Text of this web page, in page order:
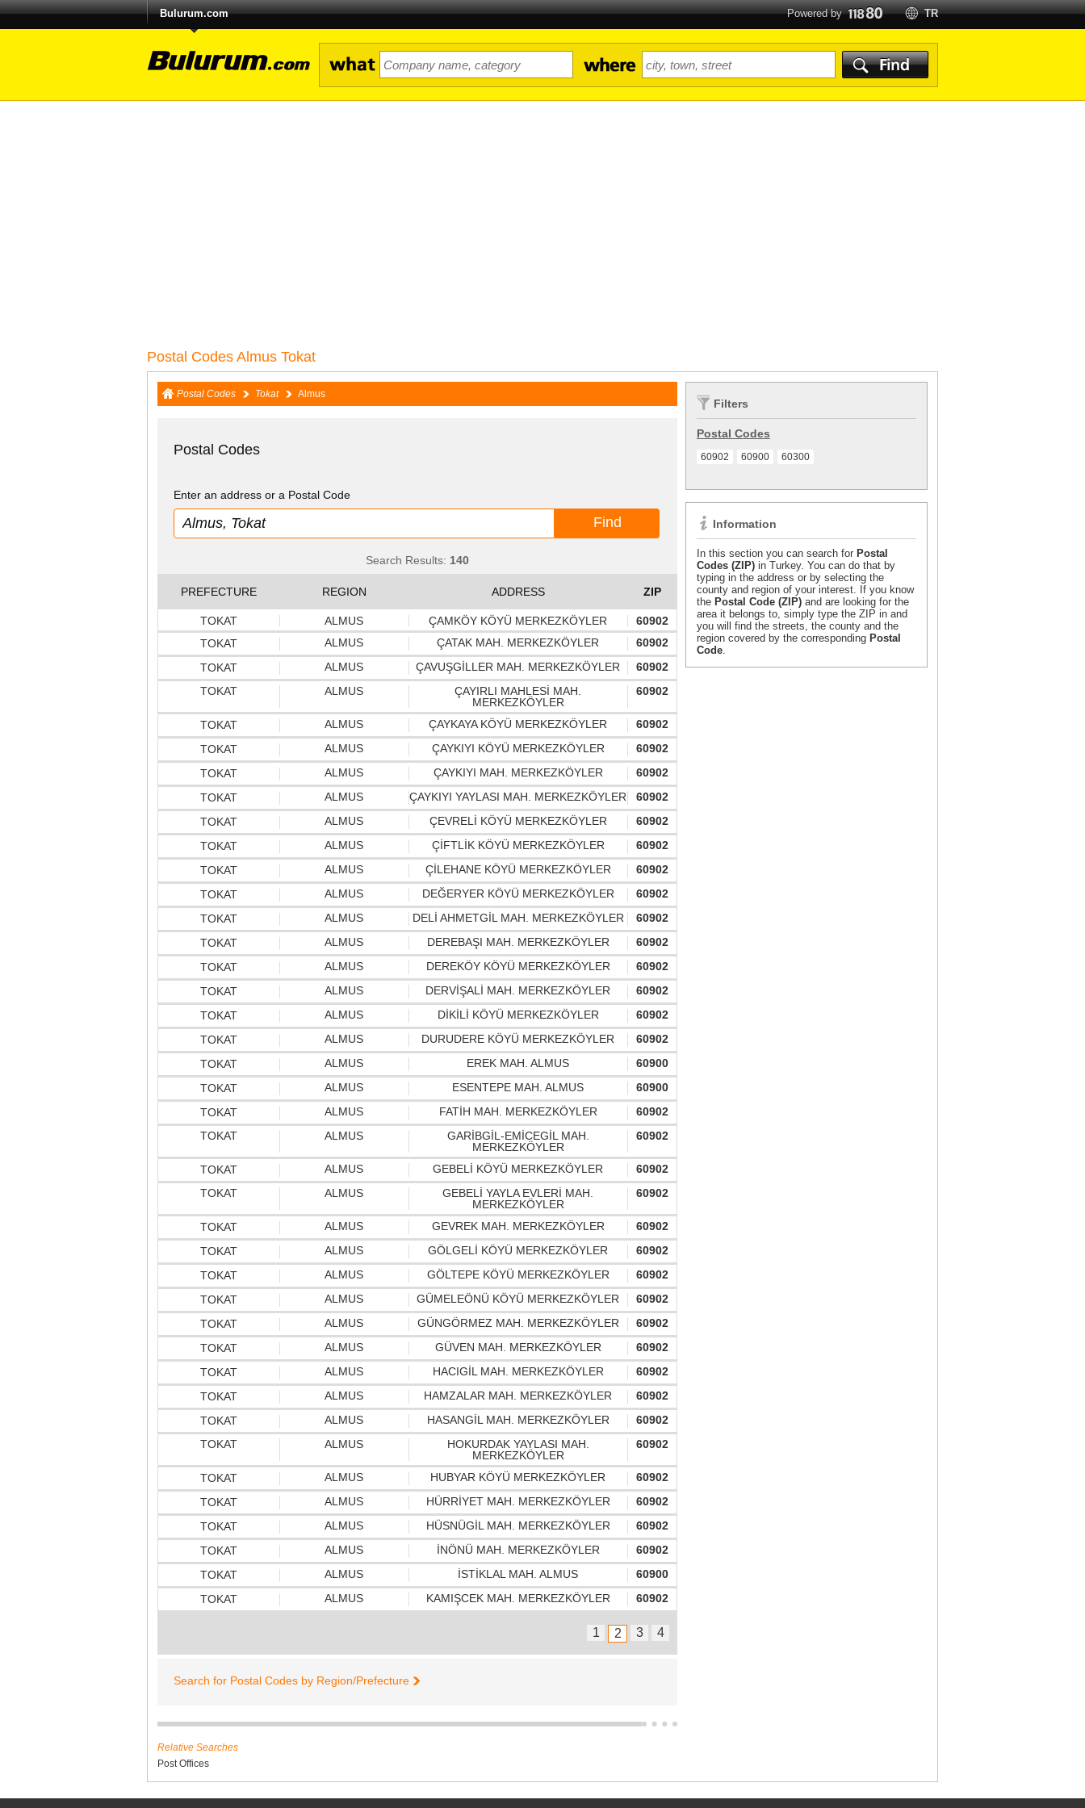
Bulurum.com Powered by TR
Postal Codes Almus Tokat
Postal Codes Tokat Almus
Postal Codes
Enter an address or a Postal Code
Search Results: 140
PREFECTURE REGION ADDRESS ZIP
TOKAT ALMUS ÇAMKÖY KÖYÜ MERKEZKÖYLER
60902
TOKAT
ALMUS ÇATAK MAH. MERKEZKÖYLER
60902
TOKAT
ALMUS ÇAVUŞGİLLER MAH. MERKEZKÖYLER
60902
TOKAT
ALMUS
ÇAYIRLI MAHLESİ MAH.
MERKEZKÖYLER
60902
TOKAT ALMUS ÇAYKAYA KÖYÜ MERKEZKÖYLER
60902
TOKAT
ALMUS ÇAYKIYI KÖYÜ MERKEZKÖYLER
60902
TOKAT
ALMUS ÇAYKIYI MAH. MERKEZKÖYLER
60902
TOKAT
ALMUS ÇAYKIYI YAYLASI MAH. MERKEZKÖYLER
60902
TOKAT
ALMUS ÇEVRELİ KÖYÜ MERKEZKÖYLER
60902
TOKAT
ALMUS ÇİFTLİK KÖYÜ MERKEZKÖYLER
60902
TOKAT
ALMUS ÇİLEHANE KÖYÜ MERKEZKÖYLER
60902
TOKAT
ALMUS DEĞERYER KÖYÜ MERKEZKÖYLER
60902
TOKAT
ALMUS DELİ AHMETGİL MAH. MERKEZKÖYLER
60902
TOKAT
ALMUS DEREBAŞI MAH. MERKEZKÖYLER
60902
TOKAT
ALMUS DEREKÖY KÖYÜ MERKEZKÖYLER
60902
TOKAT
ALMUS DERVİŞALİ MAH. MERKEZKÖYLER
60902
TOKAT
ALMUS DİKİLİ KÖYÜ MERKEZKÖYLER
60902
TOKAT
ALMUS DURUDERE KÖYÜ MERKEZKÖYLER
60902
TOKAT
ALMUS EREK MAH. ALMUS
60900
TOKAT
ALMUS ESENTEPE MAH. ALMUS
60900
TOKAT
ALMUS FATİH MAH. MERKEZKÖYLER
60902
TOKAT
ALMUS
GARİBGİL-EMİCEGİL MAH.
MERKEZKÖYLER
60902
TOKAT ALMUS GEBELİ KÖYÜ MERKEZKÖYLER
60902
TOKAT
ALMUS
GEBELİ YAYLA EVLERİ MAH.
MERKEZKÖYLER
60902
TOKAT ALMUS GEVREK MAH. MERKEZKÖYLER
60902
TOKAT
ALMUS GÖLGELİ KÖYÜ MERKEZKÖYLER
60902
TOKAT
ALMUS GÖLTEPE KÖYÜ MERKEZKÖYLER
60902
TOKAT
ALMUS GÜMELEÖNÜ KÖYÜ MERKEZKÖYLER
60902
TOKAT
ALMUS GÜNGÖRMEZ MAH. MERKEZKÖYLER
60902
TOKAT
ALMUS GÜVEN MAH. MERKEZKÖYLER
60902
TOKAT
ALMUS HACIGİL MAH. MERKEZKÖYLER
60902
TOKAT
ALMUS HAMZALAR MAH. MERKEZKÖYLER
60902
TOKAT
ALMUS HASANGİL MAH. MERKEZKÖYLER
60902
TOKAT
ALMUS
HOKURDAK YAYLASI MAH.
MERKEZKÖYLER
60902
TOKAT ALMUS HUBYAR KÖYÜ MERKEZKÖYLER
60902
TOKAT
ALMUS HÜRRİYET MAH. MERKEZKÖYLER
60902
TOKAT
ALMUS HÜSNÜGİL MAH. MERKEZKÖYLER
60902
TOKAT
ALMUS İNÖNÜ MAH. MERKEZKÖYLER
60902
TOKAT
ALMUS İSTİKLAL MAH. ALMUS
60900
TOKAT
ALMUS KAMIŞCEK MAH. MERKEZKÖYLER 60902
1 2 3 4
Search for Postal Codes by Region/Prefecture
Relative Searches
Post Offices
Filters
Postal Codes
60902 60900 60300
Information
In this section you can search for Postal
Codes (ZIP)in Turkey. You can do that by
typing in the address or by selecting the
county and region of your interest. If you know
the Postal Code (ZIP)and are looking for the
area it belongs to, simply type the ZIP in and
you will find the streets, the county and the
region covered by the corresponding Postal
Code.